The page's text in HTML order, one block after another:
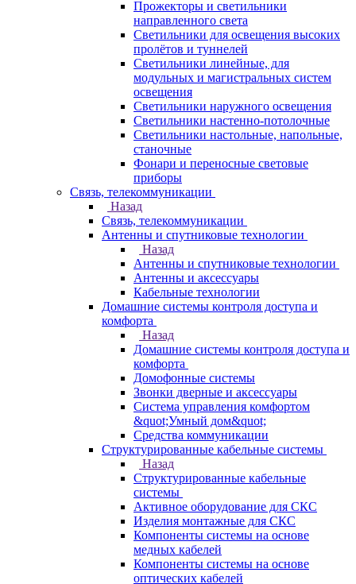
Прожекторы и светильники
направленного света
Светильники для освещения высоких
пролётов и туннелей
Светильники линейные, для
модульных и магистральных систем
освещения
Светильники наружного освещения
Светильники настенно-потолочные
Светильники настольные, напольные,
станочные
Фонари и переносные световые
приборы
Связь, телекоммуникации
Назад
Связь, телекоммуникации
Антенны и спутниковые технологии
Назад
Антенны и спутниковые технологии
Антенны и аксессуары
Кабельные технологии
Домашние системы контроля доступа и
комфорта
Назад
Домашние системы контроля доступа и
комфорта
Домофонные системы
Звонки дверные и аксессуары
Система управления комфортом
&quot;Умный дом&quot;
Средства коммуникации
Структурированные кабельные системы
Назад
Структурированные кабельные
системы
Активное оборудование для СКС
Изделия монтажные для СКС
Компоненты системы на основе
медных кабелей
Компоненты системы на основе
оптических кабелей